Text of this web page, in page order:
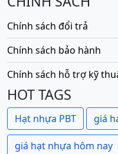
Chính sách đổi trả
Chính sách bảo hành
Chính sách hỗ trợ kỹ
HOT TAGS
Hạt nhựa PBT giá
giá hạt nhựa hôm nay